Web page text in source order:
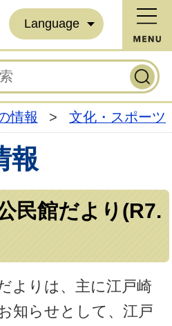
Language
情報 > 文化・スポーツ
報
民館だより(R7.
よりは、主に江戸崎
知らせとして、江戸